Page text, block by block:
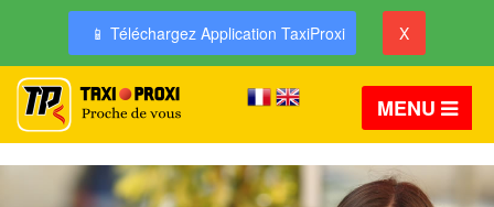
📱 Téléchargez Application TaxiProxi X
MENU